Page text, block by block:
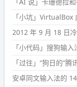
「AI 说」卡珊德拉
「小坑」
2012 年 9 月 18 日
「小代码」搜狗输
「过往」“狗日的”腾
安卓同文输入法的